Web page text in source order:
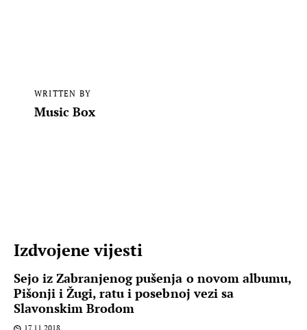
WRITTEN BY
Music Box
Izdvojene vijesti
Sejo iz Zabranjenog pušenja o novom albumu,
Pišonji i Žugi, ratu i posebnoj vezi sa
Slavonskim Brodom
17.11.2018.